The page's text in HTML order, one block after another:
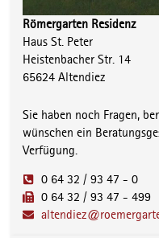
Römergarten Residenz
Haus St. Peter
Heistenbacher Str. 14
65624 Altendiez
Sie haben noch Fragen,
wünschen ein
Verfügung.
0 64 32 / 93 47 - 0
0 64 32 / 93 47 - 499